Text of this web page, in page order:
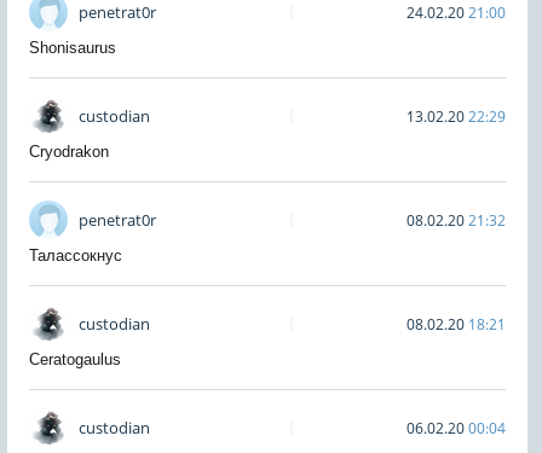
penetrat0r 24.02.2021:00
Shonisaurus
custodian 13.02.2022:29
Cryodrakon
penetrat0r 08.02.2021:32
Талассокнус
custodian 08.02.20 18:21
Ceratogaulus
custodian 06.02.2000:04